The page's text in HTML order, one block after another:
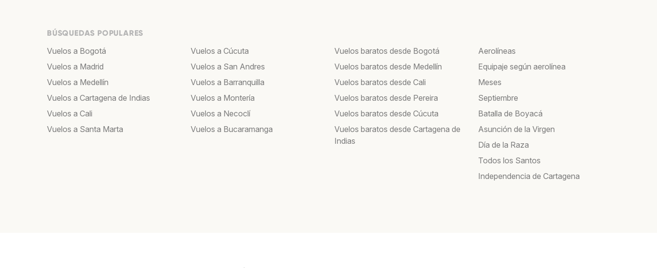
BÚSQUEDAS POPULARES
Vuelos a Bogotá
Vuelos a Madrid
Vuelos a Medellín
Vuelos a Cartagena de Indias
Vuelos a Cali
Vuelos a Santa Marta
Vuelos a Cúcuta
Vuelos a San Andres
Vuelos a Barranquilla
Vuelos a Montería
Vuelos a Necoclí
Vuelos a Bucaramanga
Vuelos baratos desde Bogotá
Vuelos baratos desde Medellín
Vuelos baratos desde Cali
Vuelos baratos desde Pereira
Vuelos baratos desde Cúcuta
Vuelos baratos desde Cartagena de
Indias
Aerolíneas
Equipaje según aerolínea
Meses
Septiembre
Batalla de Boyacá
Asunción de la Virgen
Día de la Raza
Todos los Santos
Independencia de Cartagena